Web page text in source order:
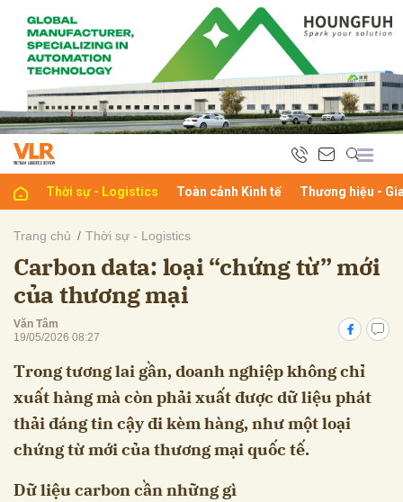
Thời sự - Logistics Toàn cảnh Kinh tế Thương hiệu -
Trang chủ Thời sự - Logistics
Carbon data: loại “chứng từ” mới
của thương mại
Văn Tâm
19/05/2026 08:27
Trong tương lai gần, doanh nghiệp không chỉ
xuất hàng mà còn phải xuất được dữ liệu phát
thải đáng tin cậy đi kèm hàng, như một loại
chứng từ mới của thương mại quốc tế.
Dữ liệu carbon cần những gì
luận
Hủy